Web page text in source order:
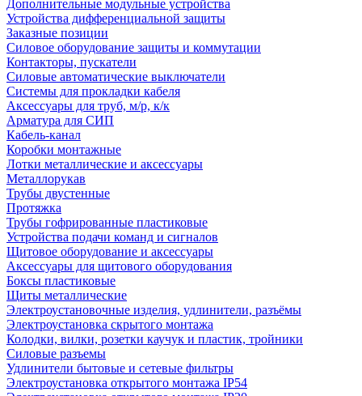
Дополнительные модульные устройства
Устройства дифференциальной защиты
Заказные позиции
Силовое оборудование защиты и коммутации
Контакторы, пускатели
Силовые автоматические выключатели
Системы для прокладки кабеля
Аксессуары для труб, м/р, к/к
Арматура для СИП
Кабель-канал
Коробки монтажные
Лотки металлические и аксессуары
Металлорукав
Трубы двустенные
Протяжка
Трубы гофрированные пластиковые
Устройства подачи команд и сигналов
Щитовое оборудование и аксессуары
Аксессуары для щитового оборудования
Боксы пластиковые
Щиты металлические
Электроустановочные изделия, удлинители, разъёмы
Электроустановка скрытого монтажа
Колодки, вилки, розетки каучук и пластик, тройники
Силовые разъемы
Удлинители бытовые и сетевые фильтры
Электроустановка открытого монтажа IP54